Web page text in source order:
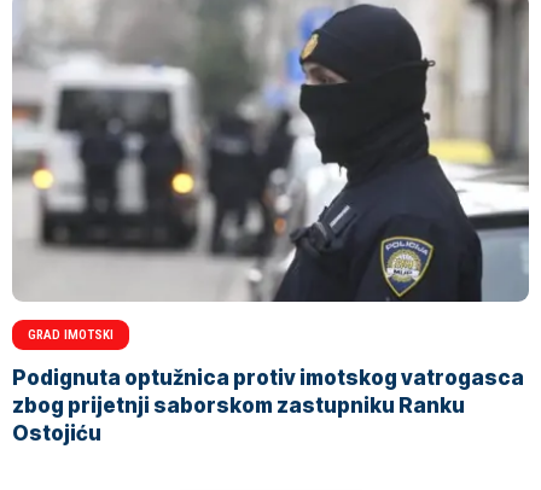
GRAD IMOTSKI
Podignuta optužnica protiv imotskog vatrogasca
zbog prijetnji saborskom zastupniku Ranku
Ostojiću